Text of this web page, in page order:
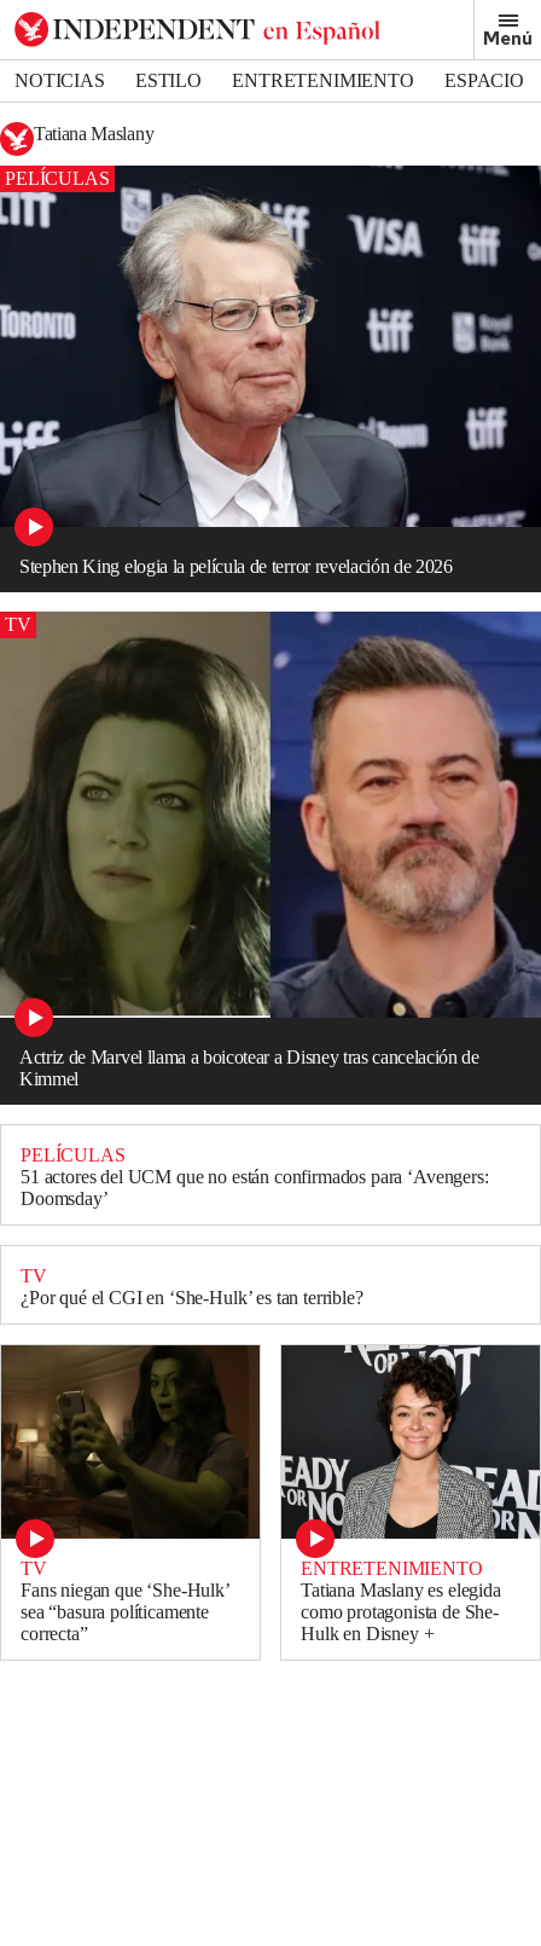
Menú
NOTICIAS ESTILO ENTRETENIMIENTO
ESPACIO
DEPORTES
Tatiana Maslany
PELÍCULAS
Stephen King elogia la película de terror revelación de 2026
TV
Actriz de Marvel llama a boicotear a Disney tras cancelación de
Kimmel
PELÍCULAS
51 actores del UCM que no están confirmados para ‘Avengers:
Doomsday’
TV
¿Por qué el CGI en ‘She-Hulk’ es tan terrible?
TV
Fans niegan que ‘She-Hulk’
sea “basura políticamente
correcta”
ENTRETENIMIENTO
Tatiana Maslany es elegida
como protagonista de She-
Hulk en Disney +